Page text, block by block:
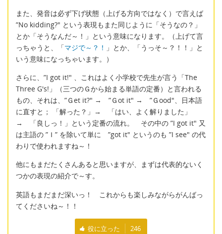
また、発音は必ず下げ状態（上げる方向ではなく）で言えば
”No kidding?" という表現もまた同じように「そうなの？」
とか「そうなんだ～！」という意味になります。（上げて言
っちゃうと、「マジで～？！ 」とか、「うっそ～？！！」と
いう意味になっちゃいます。）
さらに、”I got it!" 、これはよく小学校で先生が言う「The
Three G's!」（三つのＧから始まる単語の定番）と言われる
もの、それは、”Ｇet it?" → ”Ｇot it" → ”Ｇood"、日本語
に直すと； 「解った？」→ 「はい、よく解りました」
→ 「良しっ！」という定番の流れ。 その中の ”I got it" 又
は主語の ”Ｉ” を除いて単に ”got it" というのも ”I see" の代
わりで使われますね～！
他にもまだたくさんあると思いますが、まずは代表的ないく
つかの表現の紹介で～す。
英語もまだまだ深いっ！ これからも楽しみながらがんばっ
てくださいね～！！
役に立った 246